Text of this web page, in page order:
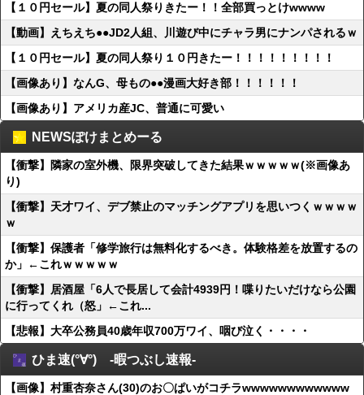
【１０円セール】夏の同人祭りきたー！！全部買っとけwwww
【動画】えちえち●●JD2人組、川遊び中にチャラ男にナンパされるｗ
【１０円セール】夏の同人祭り１０円きたー！！！！！！！！！
【画像あり】なんG、母もの●●漫画大好き部！！！！！！
【画像あり】アメリカ産JC、普通に可愛い
NEWSぽけまとめーる
【衝撃】隣家の室外機、限界突破してきた結果ｗｗｗｗｗ(※画像あ
り)
【衝撃】天才ワイ、デブ禁止のマッチングアプリを思いつくｗｗｗｗ
ｗ
【衝撃】保護者「修学旅行は無料化するべき。体験格差を放置するの
か」←これｗｗｗｗｗ
【衝撃】居酒屋「6人で長居して会計4939円！喋りたいだけなら公園
に行ってくれ（怒」←これ...
【悲報】大卒公務員40歳年収700万ワイ、咽び泣く・・・・
ひま速(°∀°) -暇つぶし速報-
【画像】村重杏奈さん(30)のお〇ぱいがコチラwwwwwwwwwwww